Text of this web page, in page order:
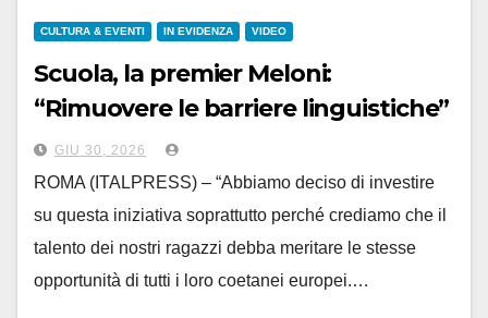
CULTURA & EVENTI IN EVIDENZA VIDEO
Scuola, la premier Meloni:
“Rimuovere le barriere linguistiche”
GIU 30, 2026
ROMA (ITALPRESS) – “Abbiamo deciso di investire
su questa iniziativa soprattutto perché crediamo che il
talento dei nostri ragazzi debba meritare le stesse
opportunità di tutti i loro coetanei europei.…